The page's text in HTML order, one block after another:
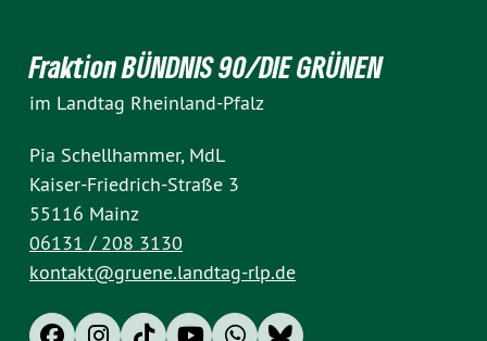
Fraktion BÜNDNIS 90/DIE GRÜNEN
im Landtag Rheinland-Pfalz
Pia Schellhammer, MdL
Kaiser-Friedrich-Straße 3
55116 Mainz
06131 / 208 3130
kontakt@gruene.landtag-rlp.de